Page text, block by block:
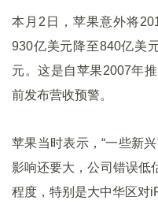
本月2日，苹果意外将
930亿美元降至840亿美
元。这是自苹果2007年
前发布营收预警。
苹果当时表示，“一些新
影响还要大，公司错误低
程度，特别是大中华区对